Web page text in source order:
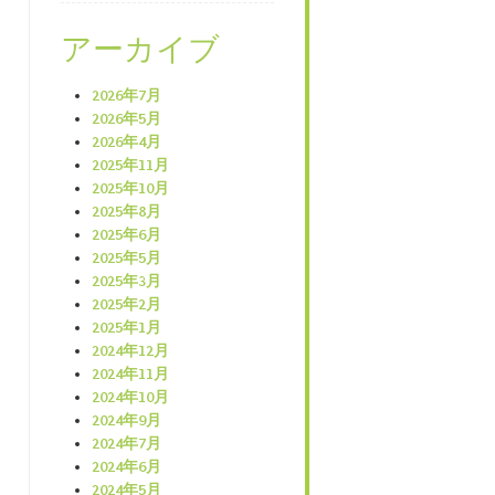
アーカイブ
2026年7月
2026年5月
2026年4月
2025年11月
2025年10月
2025年8月
2025年6月
2025年5月
2025年3月
2025年2月
2025年1月
2024年12月
2024年11月
2024年10月
2024年9月
2024年7月
2024年6月
2024年5月